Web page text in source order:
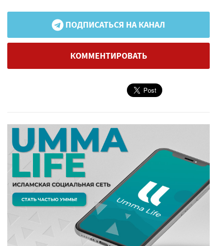
ПОДПИСАТЬСЯ НА КАНАЛ
КОММЕНТИРОВАТЬ